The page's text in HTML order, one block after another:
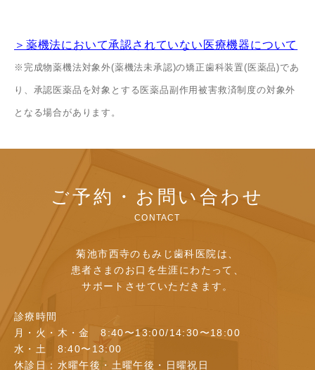
＞薬機法において承認されていない医療機器について
※完成物薬機法対象外(薬機法未承認)の矯正歯科装置(医薬品)であ
り、承認医薬品を対象とする医薬品副作用被害救済制度の対象外
となる場合があります。
ご予約・お問い合わせ
CONTACT
菊池市西寺のもみじ歯科医院は、
患者さまのお口を生涯にわたって、
サポートさせていただきます。
診療時間
月・火・木・金 8:40〜13:00/14:30〜18:00
水・土 8:40〜13:00
休診日：水曜午後・土曜午後・日曜祝日